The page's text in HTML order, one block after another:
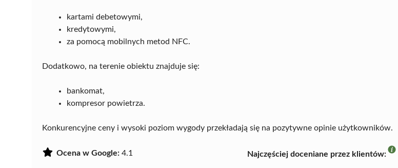
kartami debetowymi,
kredytowymi,
za pomocą mobilnych metod NFC.
Dodatkowo, na terenie obiektu znajduje się:
bankomat,
kompresor powietrza.
Konkurencyjne ceny i wysoki poziom wygody przekładają się na pozytywne opinie użytkowników.
Ocena w Google: 4.1 Najczęściej doceniane przez klientów: